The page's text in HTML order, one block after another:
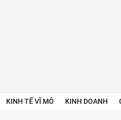
KINH TẾ VĨ MÔ KINH DOANH